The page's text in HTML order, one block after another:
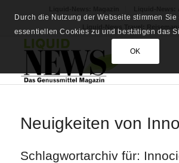
Neuigkeiten von
Schlagwortarchiv für:
Durch die Nutzung der Webseite stimmen
essentiellen Cookies zu und bestätigen das
OK